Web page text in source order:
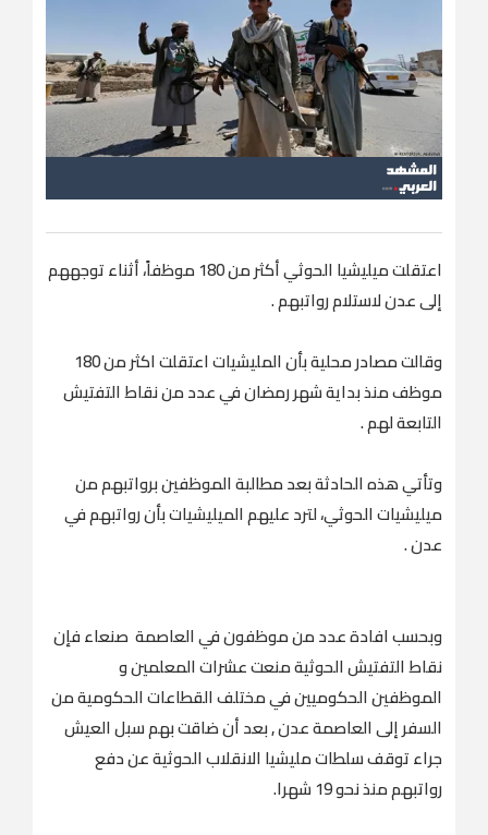
اعتقلت ميليشيا الحوثي أكثر من 180 موظفاً، أثناء توجههم
إلى عدن لاستلام رواتبهم .
وقالت مصادر محلية بأن المليشيات اعتقلت اكثر من 180
موظف منذ بداية شهر رمضان في عدد من نقاط التفتيش
التابعة لهم .
وتأتي هذه الحادثة بعد مطالبة الموظفين برواتبهم من
ميليشيات الحوثي، لترد عليهم الميليشيات بأن رواتبهم في
عدن .
وبحسب افادة عدد من موظفون في العاصمة صنعاء فإن
نقاط التفتيش الحوثية منعت عشرات المعلمين و
الموظفين الحكوميين في مختلف القطاعات الحكومية من
السفر إلى العاصمة عدن , بعد أن ضاقت بهم سبل العيش
جراء توقف سلطات مليشيا الانقلاب الحوثية عن دفع
رواتبهم منذ نحو 19 شهرا.